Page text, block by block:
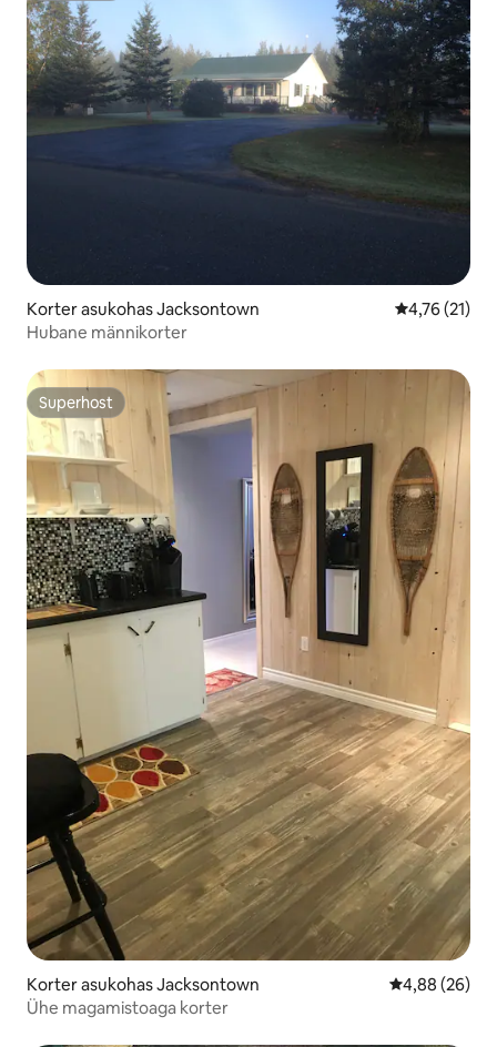
Korter asukohas Jacksontown Keskmine
4,76 (21)
Hubane männikorter
Superhost
Superhost
Korter asukohas Jacksontown Keskmine
4,88 (26)
Ühe magamistoaga korter